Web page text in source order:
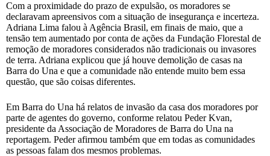
Com a proximidade do prazo de expulsão, os moradores se
declaravam apreensivos com a situação de insegurança e incerteza.
Adriana Lima falou à Agência Brasil, em finais de maio, que a
tensão tem aumentado por conta de ações da Fundação Florestal de
remoção de moradores considerados não tradicionais ou invasores
de terra. Adriana explicou que já houve demolição de casas na
Barra do Una e que a comunidade não entende muito bem essa
questão, que são coisas diferentes.
Em Barra do Una há relatos de invasão da casa dos moradores por
parte de agentes do governo, conforme relatou Peder Kvan,
presidente da Associação de Moradores de Barra do Una na
reportagem. Peder afirmou também que em todas as comunidades
as pessoas falam dos mesmos problemas.